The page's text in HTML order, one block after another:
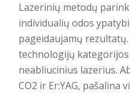
Lazerinių metodų
individualių odos
pageidaujamų
technologijų
neabliucinius lazerius.
CO2 ir Er:YAG,